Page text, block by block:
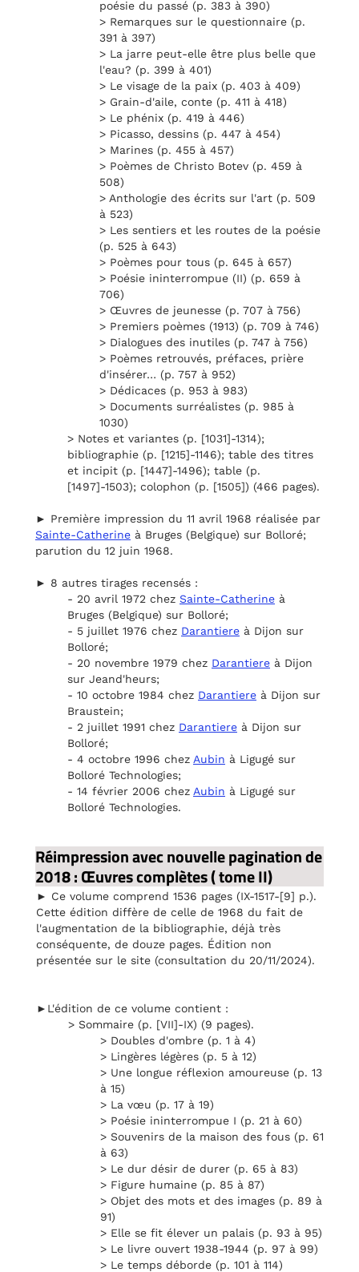
poésie du passé (p. 383 à 390)
> Remarques sur le questionnaire (p.
391 à 397)
> La jarre peut-elle être plus belle que
l'eau? (p. 399 à 401)
> Le visage de la paix (p. 403 à 409)
> Grain-d'aile, conte (p. 411 à 418)
> Le phénix (p. 419 à 446)
> Picasso, dessins (p. 447 à 454)
> Marines (p. 455 à 457)
> Poèmes de Christo Botev (p. 459 à
508)
> Anthologie des écrits sur l'art (p. 509
à 523)
> Les sentiers et les routes de la poésie
(p. 525 à 643)
> Poèmes pour tous (p. 645 à 657)
> Poésie ininterrompue (II) (p. 659 à
706)
> Œuvres de jeunesse (p. 707 à 756)
> Premiers poèmes (1913) (p. 709 à 746)
> Dialogues des inutiles (p. 747 à 756)
> Poèmes retrouvés, préfaces, prière
d'insérer… (p. 757 à 952)
> Dédicaces (p. 953 à 983)
> Documents surréalistes (p. 985 à
1030)
> Notes et variantes (p. [1031]-1314);
bibliographie (p. [1215]-1146); table des titres
et incipit (p. [1447]-1496); table (p.
[1497]-1503); colophon (p. [1505]) (466 pages).
► Première impression du 11 avril 1968 réalisée par
Sainte-Catherine à Bruges (Belgique) sur Bolloré;
parution du 12 juin 1968.
► 8 autres tirages recensés :
- 20 avril 1972 chez Sainte-Catherine à
Bruges (Belgique) sur Bolloré;
- 5 juillet 1976 chez Darantiere à Dijon sur
Bolloré;
- 20 novembre 1979 chez Darantiere à Dijon
sur Jeand'heurs;
- 10 octobre 1984 chez Darantiere à Dijon sur
Braustein;
- 2 juillet 1991 chez Darantiere à Dijon sur
Bolloré;
- 4 octobre 1996 chez Aubin à Ligugé sur
Bolloré Technologies;
- 14 février 2006 chez Aubin à Ligugé sur
Bolloré Technologies.
Réimpression avec nouvelle pagination de
2018 : Œuvres complètes ( tome II)
► Ce volume comprend 1536 pages (IX-1517-[9] p.).
Cette édition diffère de celle de 1968 du fait de
l'augmentation de la bibliographie, déjà très
conséquente, de douze pages. Édition non
présentée sur le site (consultation du 20/11/2024).
►L'édition de ce volume contient :
> Sommaire (p. [VII]-IX) (9 pages).
> Doubles d'ombre (p. 1 à 4)
> Lingères légères (p. 5 à 12)
> Une longue réflexion amoureuse (p. 13
à 15)
> La vœu (p. 17 à 19)
> Poésie ininterrompue I (p. 21 à 60)
> Souvenirs de la maison des fous (p. 61
à 63)
> Le dur désir de durer (p. 65 à 83)
> Figure humaine (p. 85 à 87)
> Objet des mots et des images (p. 89 à
91)
> Elle se fit élever un palais (p. 93 à 95)
> Le livre ouvert 1938-1944 (p. 97 à 99)
> Le temps déborde (p. 101 à 114)